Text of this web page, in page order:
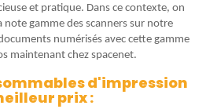
et pratique. Dans ce contexte, on
note gamme des scanners sur notre
numérisés avec cette gamme
maintenant chez spacenet.
d'impression
prix :